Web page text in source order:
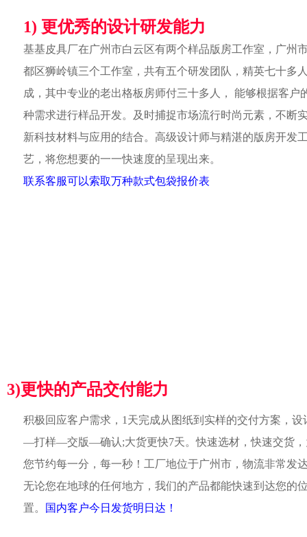
1) 更优秀的设计研发能力
基基皮具厂在广州市白云区有两个样品版房工作室，广州
都区狮岭镇三个工作室，共有五个研发团队，精英七十多
成，其中专业的老出格板房师付三十多人， 能够根据客户
种需求进行样品开发。及时捕捉市场流行时尚元素，不断
新科技材料与应用的结合。高级设计师与精湛的版房开发
艺，将您想要的一一快速度的呈现出来。
联系客服可以索取万种款式包袋报价表
3)更快的产品交付能力
积极回应客户需求，1天完成从图纸到实样的交付方案，设
—打样—交版—确认;大货更快7天。快速选材，快速交货
您节约每一分，每一秒！工厂地位于广州市，物流非常发
无论您在地球的任何地方，我们的产品都能快速到达您的
置。
国内客户今日发货明日达！